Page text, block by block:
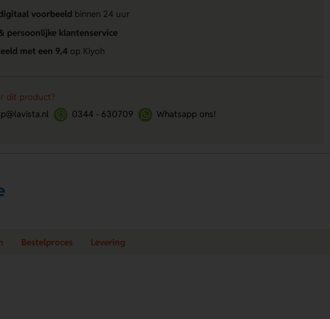
voorbeeldbinnen 24 uur
persoonlijke klantenservice
met een 9,4op Kiyoh
dit product?
0344 - 630709 Whatsapp ons!
Bestelproces Levering